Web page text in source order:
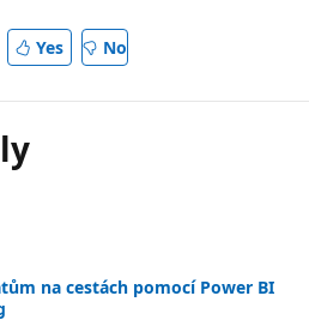
Yes No
na cestách pomocí Power BI